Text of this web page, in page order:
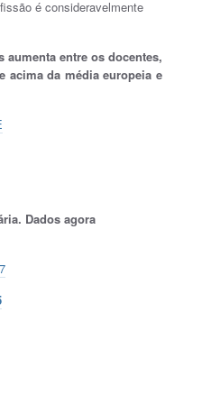
é consideravelmente
entre os docentes,
acima da média europeia e
Dados agora